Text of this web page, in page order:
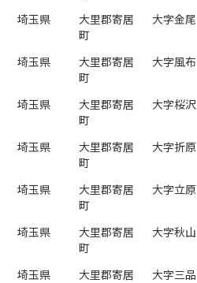
埼玉県
大里郡寄居
町
大字金尾
埼玉県
大里郡寄居
町
大字風布
埼玉県
大里郡寄居
町
大字桜沢
埼玉県
大里郡寄居
町
大字折原
埼玉県
大里郡寄居
町
大字立原
埼玉県
大里郡寄居
町
大字秋山
埼玉県
大里郡寄居
大字三品